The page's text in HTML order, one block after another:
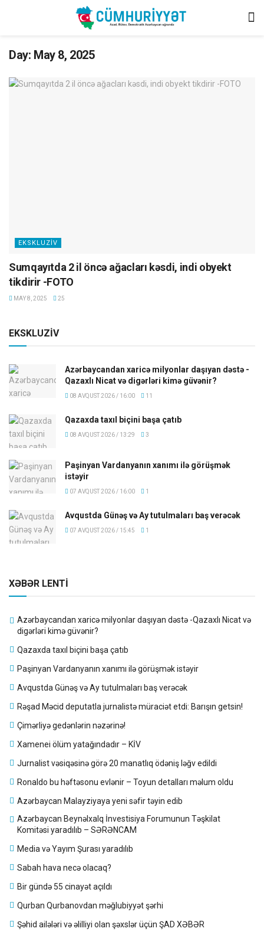
Day: May 8, 2025
EKSKLUZIV
Sumqayıtda 2 il öncə ağacları kəsdi, indi obyekt
tikdirir -FOTO
MAY 8, 2025 25
EKSKLUZİV
Azərbaycandan xaricə milyonlar daşıyan dəstə -
Qazaxlı Nicat və digərləri kimə güvənir?
08 AVQUST 2026 / 16:00 11
Qazaxda taxıl biçini başa çatıb
08 AVQUST 2026 / 13:29 3
Paşinyan Vardanyanın xanımı ilə görüşmək
istəyir
07 AVQUST 2026 / 16:00 1
Avqustda Günəş və Ay tutulmaları baş verəcək
07 AVQUST 2026 / 15:45 1
XƏBƏR LENTİ
Azərbaycandan xaricə milyonlar daşıyan dəstə -Qazaxlı Nicat və
digərləri kimə güvənir?
Qazaxda taxıl biçini başa çatıb
Paşinyan Vardanyanın xanımı ilə görüşmək istəyir
Avqustda Günəş və Ay tutulmaları baş verəcək
Rəşad Məcid deputatla jurnalistə müraciət etdi: Barışın getsin!
Çimərliyə gedənlərin nəzərinə!
Xamenei ölüm yatağındadır – KİV
Jurnalist vəsiqəsinə görə 20 manatlıq ödəniş ləğv edildi
Ronaldo bu həftəsonu evlənir – Toyun detalları məlum oldu
Azərbaycan Malayziyaya yeni səfir təyin edib
Azərbaycan Beynəlxalq İnvestisiya Forumunun Təşkilat
Komitəsi yaradılıb – SƏRƏNCAM
Media və Yayım Şurası yaradılıb
Sabah hava necə olacaq?
Bir gündə 55 cinayət açıldı
Qurban Qurbanovdan məğlubiyyət şərhi
Şəhid ailələri və əlilliyi olan şəxslər üçün ŞAD XƏBƏR